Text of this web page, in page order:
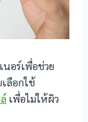
นอร์เพื่อช่วย
ลือกใช้
เพื่อไม่ให้ผิว